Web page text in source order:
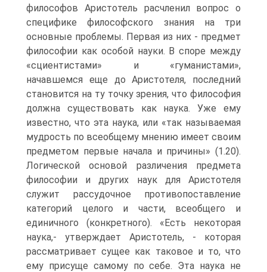
философов Аристотель расчленил вопрос о
специфике философского знания на три
основные проблемы. Первая из них - предмет
философии как особой науки. В споре между
«сциентистами» и «гуманистами»,
начавшемся еще до Аристотеля, последний
становится на ту точку зрения, что философия
должна существовать как наука. Уже ему
известно, что эта наука, или «так называемая
мудрость по всеобщему мнению имеет своим
предметом первые начала и причины» (1.20).
Логической основой различения предмета
философии и других наук для Аристотеля
служит рассудочное противопоставление
категорий целого и части, всеобщего и
единичного (конкретного). «Есть некоторая
наука,- утверждает Аристотель, - которая
рассматривает сущее как таковое и то, что
ему присуще самому по себе. Эта наука не